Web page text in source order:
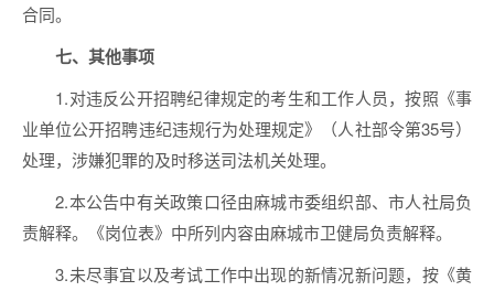
合同。
七、其他事项
1.对违反公开招聘纪律规定的考生和工作人员，按照《事
业单位公开招聘违纪违规行为处理规定》（人社部令第35号）
处理，涉嫌犯罪的及时移送司法机关处理。
2.本公告中有关政策口径由麻城市委组织部、市人社局负
责解释。《岗位表》中所列内容由麻城市卫健局负责解释。
3.未尽事宜以及考试工作中出现的新情况新问题，按《黄